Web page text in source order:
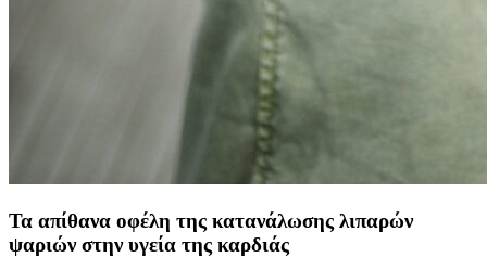
Τα απίθανα οφέλη της κατανάλωσης λιπαρών
ψαριών στην υγεία της καρδιάς